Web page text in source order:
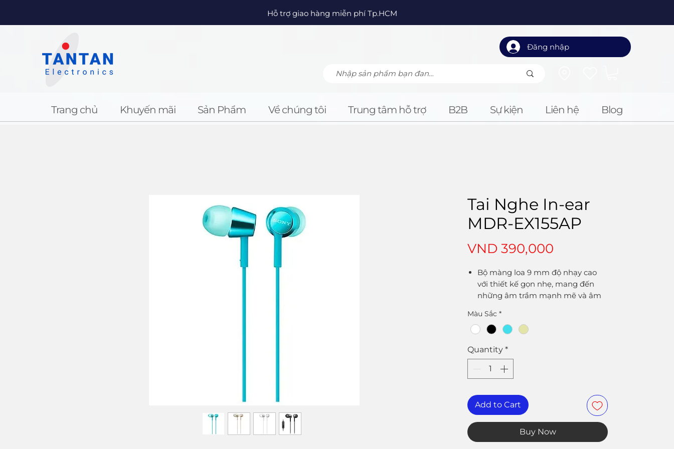
Hỗ trợ giao hàng miễn phí Tp.HCM
Đăng nhập
Trang chủ Khuyến mãi Sản Phẩm Về chúng tôi Trung tâm hỗ trợ B2B Sự kiện Liên hệ Blog
Tai Nghe In-ear
MDR-EX155AP
VND 390,000
Bộ màng loa 9 mm độ nhạy cao
với thiết kế gọn nhẹ, mang đến
những âm trầm mạnh mẽ và âm
Mic và điều khiển trên dây để thực
hiện các cuộc gọi rảnh tay
chống gãy và rối, giữ tai nghe
không bị thắt nút.
Với 4 kích cỡ miếng đệm tai (SS, S,
phù hợp nhất với nhu cầu
Màu Sắc *
Quantity *
Add to Cart
Buy Now